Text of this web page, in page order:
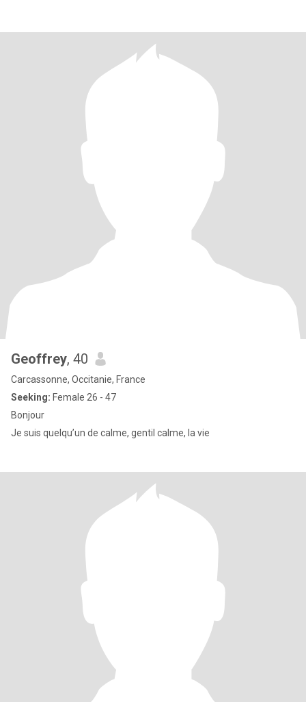
Geoffrey, 40
Carcassonne, Occitanie, France
Seeking: Female 26 - 47
Bonjour
Je suis quelqu’un de calme, gentil calme, la vie